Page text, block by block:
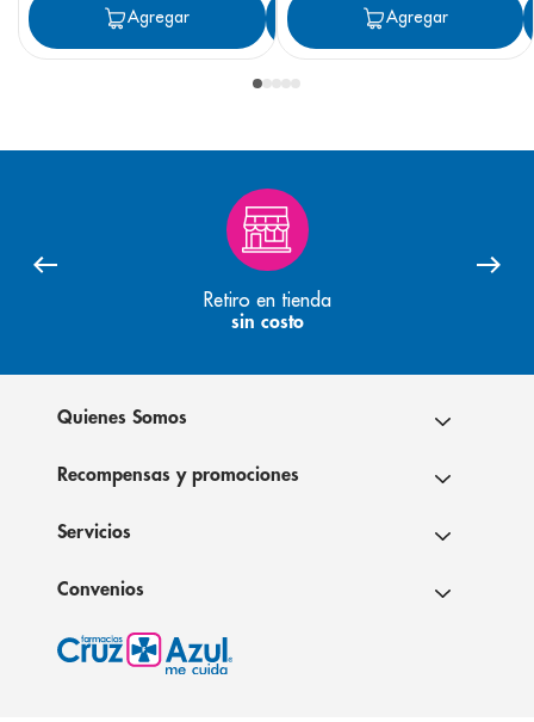
Agregar Agregar
Agregar
Retiro en tienda
sin costo
Quienes Somos
Recompensas y promociones
Servicios
Convenios